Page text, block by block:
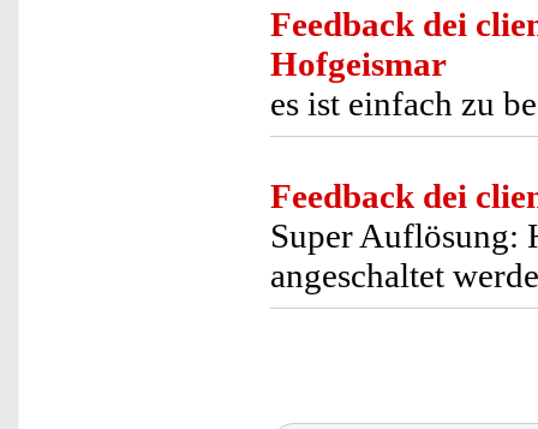
Feedback dei
Hofgeismar
es ist einfach zu
Feedback dei
Super Auflösung:
angeschaltet